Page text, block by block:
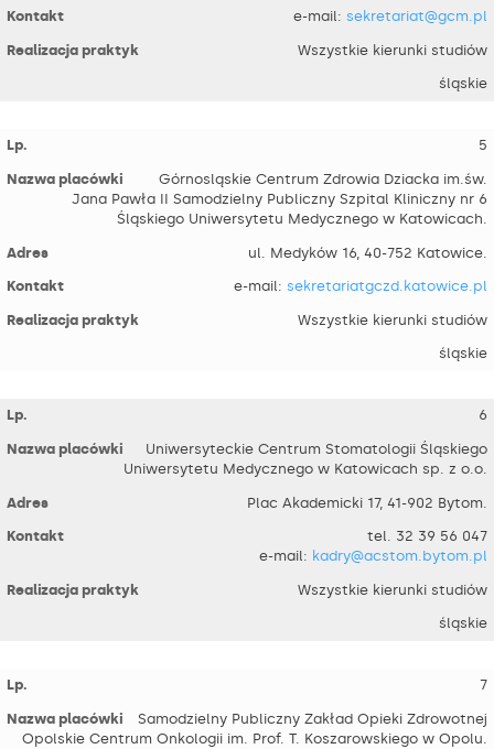
e-mail: sekretariat@gcm.pl
Wszystkie kierunki studiów
śląskie
5
Górnosląskie Centrum Zdrowia Dziacka im.św.
Jana Pawła II Samodzielny Publiczny Szpital Kliniczny nr 6
Śląskiego Uniwersytetu Medycznego w Katowicach.
ul. Medyków 16, 40-752 Katowice.
e-mail: sekretariatgczd.katowice.pl
Wszystkie kierunki studiów
śląskie
6
Uniwersyteckie Centrum Stomatologii Śląskiego
Uniwersytetu Medycznego w Katowicach sp. z o.o.
Plac Akademicki 17, 41-902 Bytom.
tel. 32 39 56 047
e-mail: kadry@acstom.bytom.pl
Wszystkie kierunki studiów
śląskie
7
Samodzielny Publiczny Zakład Opieki Zdrowotnej
Opolskie Centrum Onkologii im. Prof. T. Koszarowskiego w Opolu.